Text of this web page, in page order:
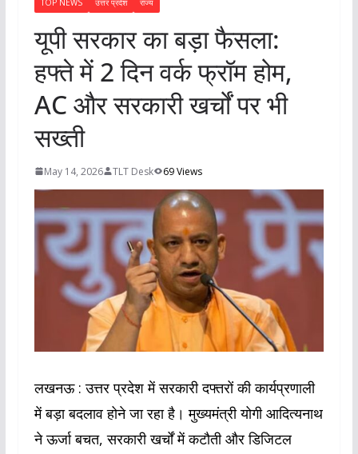
यूपी सरकार का बड़ा फैसला:
हफ्ते में 2 दिन वर्क फ्रॉम होम,
AC और सरकारी खर्चों पर भी
सख्ती
May 14, 2026 TLT Desk 69 Views
लखनऊ : उत्तर प्रदेश में सरकारी दफ्तरों की कार्यप्रणाली
में बड़ा बदलाव होने जा रहा है। मुख्यमंत्री योगी आदित्यनाथ
ने ऊर्जा बचत, सरकारी खर्चों में कटौती और डिजिटल